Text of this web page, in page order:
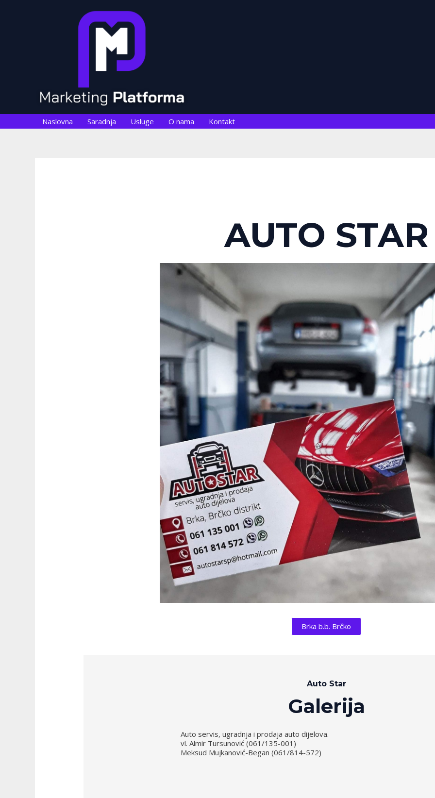
Naslovna Saradnja Usluge O nama Kontakt
AUTO STAR
Brka b.b. Brčko
Auto Star
Galerija
Auto servis, ugradnja i prodaja auto dijelova.
vl. Almir Tursunović (061/135-001)
Meksud Mujkanović-Began (061/814-572)